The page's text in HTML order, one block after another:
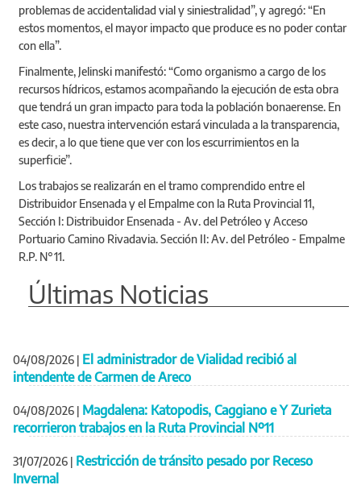
problemas de accidentalidad vial y siniestralidad”, y agregó: “En
estos momentos, el mayor impacto que produce es no poder contar
con ella”.
Finalmente, Jelinski manifestó: “Como organismo a cargo de los
recursos hídricos, estamos acompañando la ejecución de esta obra
que tendrá un gran impacto para toda la población bonaerense. En
este caso, nuestra intervención estará vinculada a la transparencia,
es decir, a lo que tiene que ver con los escurrimientos en la
superficie”.
Los trabajos se realizarán en el tramo comprendido entre el
Distribuidor Ensenada y el Empalme con la Ruta Provincial 11,
Sección I: Distribuidor Ensenada - Av. del Petróleo y Acceso
Portuario Camino Rivadavia. Sección II: Av. del Petróleo - Empalme
R.P. N°11.
Últimas Noticias
04/08/2026 | El administrador de Vialidad recibió al
intendente de Carmen de Areco
04/08/2026 | Magdalena: Katopodis, Caggiano e Y Zurieta
recorrieron trabajos en la Ruta Provincial Nº11
31/07/2026 | Restricción de tránsito pesado por Receso
Invernal